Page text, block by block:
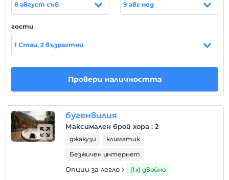
легло, кухня, тоалетна и баня, Wi-Fi, климатик.
местоположение
Летището е на 60 км. Приблизително 1 час и 15
минути, на 13 км от центъра на Фетие, на 500
метра от пазарите и ресторантите в Хисарону.
Плажът
На 3 км от Олудениз и плажа Кидрак. далеч
Покажи на
картата
8 август съб 9 авг нед
гости
1 Стаи, 2 възрастни
Провери наличността
бугенвилия
Максимален брой хора : 2
джакузи
климатик
Безжичен интернет
Опции за легло (1 х) двойно